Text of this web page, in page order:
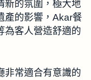
新的氛圍，極大地
產的影響，Akar餐
為客人營造舒適的
非常適合有意識的